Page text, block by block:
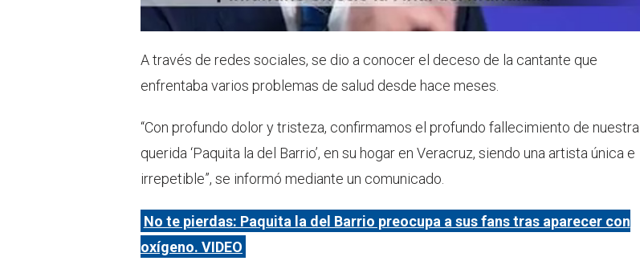
A través de redes sociales, se dio a conocer el deceso de la cantante que
enfrentaba varios problemas de salud desde hace meses.
“Con profundo dolor y tristeza, confirmamos el profundo fallecimiento de nuestra
querida ‘Paquita la del Barrio’, en su hogar en Veracruz, siendo una artista única e
irrepetible”, se informó mediante un comunicado.
No te pierdas: Paquita la del Barrio preocupa a sus fans tras aparecer con
oxígeno. VIDEO